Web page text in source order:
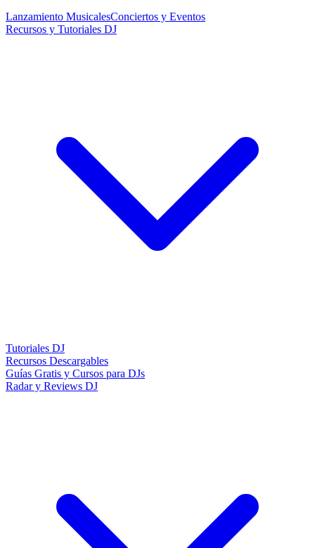
Lanzamiento MusicalesConciertos y Eventos
Recursos y Tutoriales DJ
Tutoriales DJ
Recursos Descargables
Guías Gratis y Cursos para DJs
Radar y Reviews DJ